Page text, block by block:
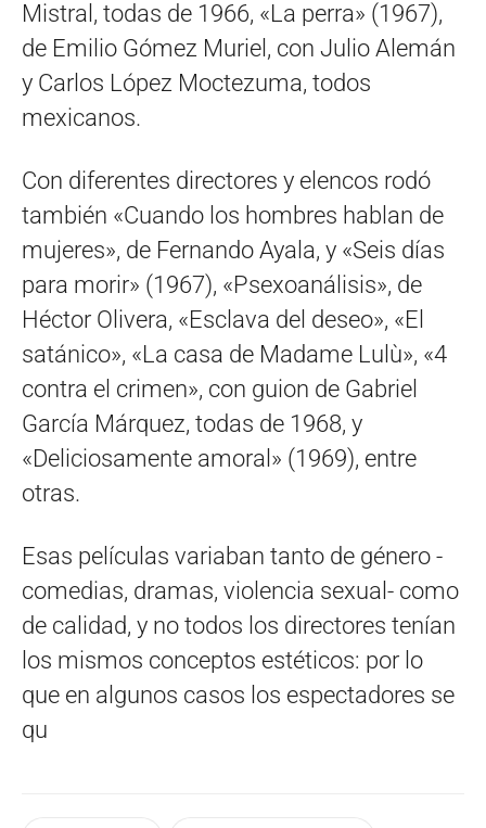
Mistral, todas de 1966, «La perra» (1967),
de Emilio Gómez Muriel, con Julio Alemán
y Carlos López Moctezuma, todos
mexicanos.
Con diferentes directores y elencos rodó
también «Cuando los hombres hablan de
mujeres», de Fernando Ayala, y «Seis días
para morir» (1967), «Psexoanálisis», de
Héctor Olivera, «Esclava del deseo», «El
satánico», «La casa de Madame Lulù», «4
contra el crimen», con guion de Gabriel
García Márquez, todas de 1968, y
«Deliciosamente amoral» (1969), entre
otras.
Esas películas variaban tanto de género -
comedias, dramas, violencia sexual- como
de calidad, y no todos los directores tenían
los mismos conceptos estéticos: por lo
que en algunos casos los espectadores se
qu